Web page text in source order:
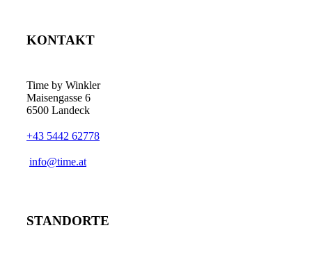
KONTAKT
Time by Winkler
Maisengasse 6
6500 Landeck
+43 5442 62778
­info@time.at
STANDORTE